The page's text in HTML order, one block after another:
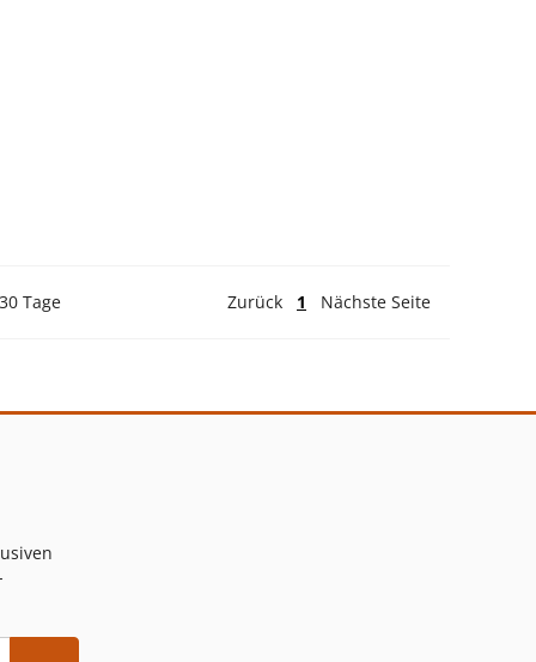
Tage Zurück 1 Nächste Seite